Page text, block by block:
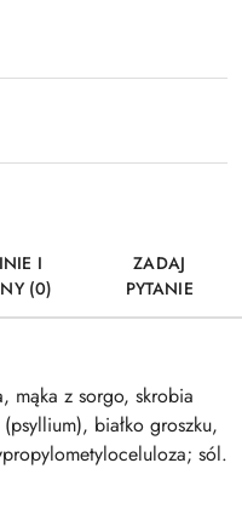
I
(0)
ZADAJ
PYTANIE
mąka z sorgo, skrobia
białko groszku,
sól.